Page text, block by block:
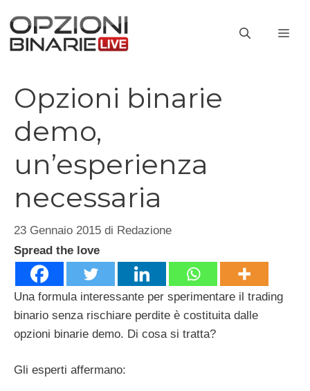
contenuto
Opzioni binarie
demo,
un’esperienza
necessaria
23 Gennaio 2015 di Redazione
Spread the love
Una formula interessante per sperimentare il trading
binario senza rischiare perdite è costituita dalle
opzioni binarie demo. Di cosa si tratta?
Gli esperti affermano: